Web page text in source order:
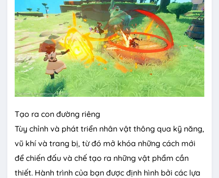
Tạo ra con đường riêng
Tùy chỉnh và phát triển nhân vật thông qua kỹ năng,
vũ khí và trang bị, từ đó mở khóa những cách mới
để chiến đấu và chế tạo ra những vật phẩm cần
thiết. Hành trình của bạn được định hình bởi các lựa